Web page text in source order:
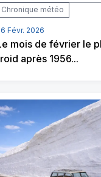
Chronique météo
Févr. 2026
mois de février le
après 1956...